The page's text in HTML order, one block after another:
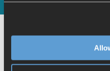
Mehrwert dort,
entsteht